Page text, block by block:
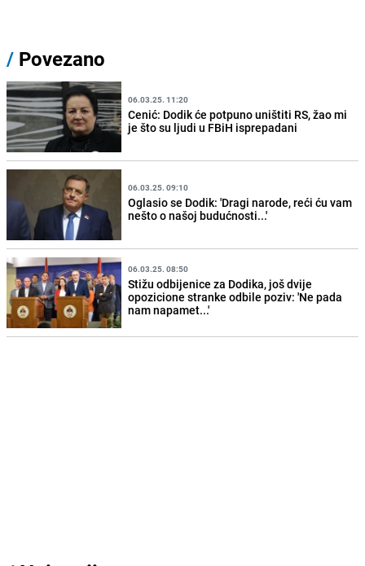
/ Povezano
06.03.25. 11:20
Cenić: Dodik će potpuno uništiti RS, žao mi
je što su ljudi u FBiH isprepadani
06.03.25. 09:10
Oglasio se Dodik: 'Dragi narode, reći ću vam
nešto o našoj budućnosti...'
06.03.25. 08:50
Stižu odbijenice za Dodika, još dvije
opozicione stranke odbile poziv: 'Ne pada
nam napamet...'